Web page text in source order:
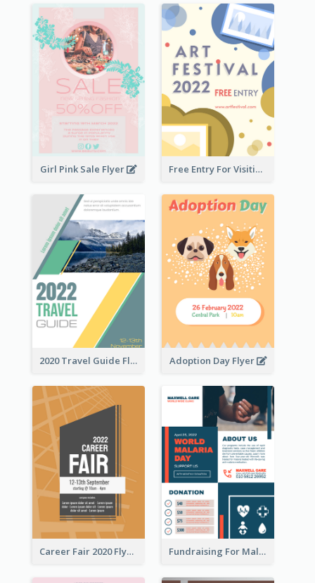
Girl Pink Sale Flyer Free Entry For Visiting Art Fest Flyer
2020 Travel Guide Flyer Adoption Day Flyer
Career Fair 2020 Flyer Fundraising For Malaria Flyer Design